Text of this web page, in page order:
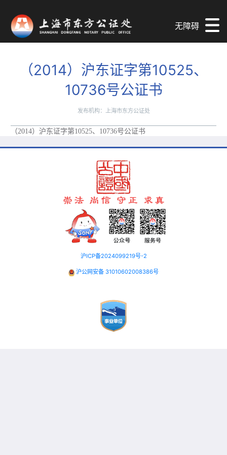
无障碍
（2014）沪东证字第10525、
10736号公证书
发布机构：上海市东方公证处
（2014）沪东证字第10525、10736号公证书
沪ICP备2024099219号-2
沪公网安备 31010602008386号